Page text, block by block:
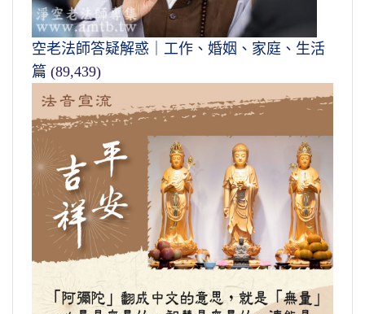
空老法師答疑解惑｜工作、婚姻、家庭、生活
篇 (89,439)